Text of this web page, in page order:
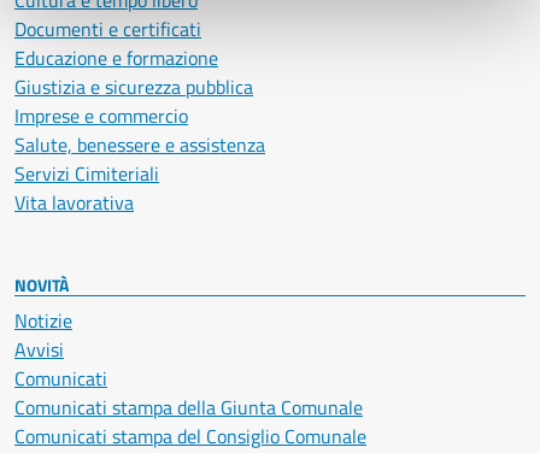
Documenti e certificati
Educazione e formazione
Giustizia e sicurezza pubblica
Imprese e commercio
Salute, benessere e assistenza
Servizi Cimiteriali
Vita lavorativa
NOVITÀ
Notizie
Avvisi
Comunicati
Comunicati stampa della Giunta Comunale
Comunicati stampa del Consiglio Comunale